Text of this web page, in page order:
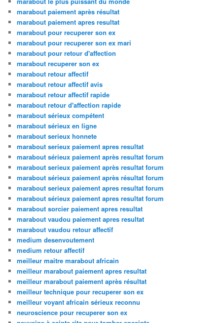
marabout paiement après résultat
marabout paiement apres resultat
marabout pour recuperer son ex
marabout pour recuperer son ex mari
marabout pour retour d'affection
marabout recuperer son ex
marabout retour affectif
marabout retour affectif avis
marabout retour affectif rapide
marabout retour d'affection rapide
marabout sérieux compétent
marabout sérieux en ligne
marabout serieux honnete
marabout serieux paiement apres resultat
marabout sérieux paiement après resultat forum
marabout serieux paiement après resultat forum
marabout sérieux paiement après résultat forum
marabout serieux paiement apres resultat forum
marabout sérieux paiement apres resultat forum
marabout sorcier paiement apres resultat
marabout vaudou paiement apres resultat
marabout vaudou retour affectif
medium desenvoutement
medium retour affectif
meilleur maitre marabout africain
meilleur marabout paiement apres resultat
meilleur marabout paiement après résultat
meilleur technique pour recuperer son ex
meilleur voyant africain sérieux reconnu
neuroscience pour recuperer son ex